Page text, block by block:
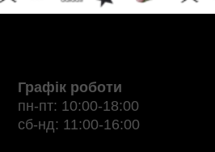
Графік роботи
пн-пт: 10:00-18:00
сб-нд: 11:00-16:00